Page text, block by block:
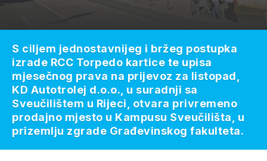
S ciljem jednostavnijeg i bržeg postupka
izrade RCC Torpedo kartice te upisa
mjesečnog prava na prijevoz za listopad,
KD Autotrolej d.o.o., u suradnji sa
Sveučilištem u Rijeci, otvara privremeno
prodajno mjesto u Kampusu Sveučilišta, u
prizemlju zgrade Građevinskog fakulteta.